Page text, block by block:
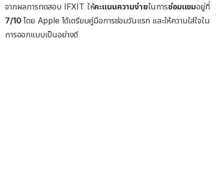
จากผลการทดสอบ IFXIT ให้คะแนนความง่ายในการซ่อมแซมอยู่ที่
7/10โดย Apple ได้เตรียมคู่มือการซ่อมวันแรก และให้ความใส่ใจใน
การออกแบบเป็นอย่างดี